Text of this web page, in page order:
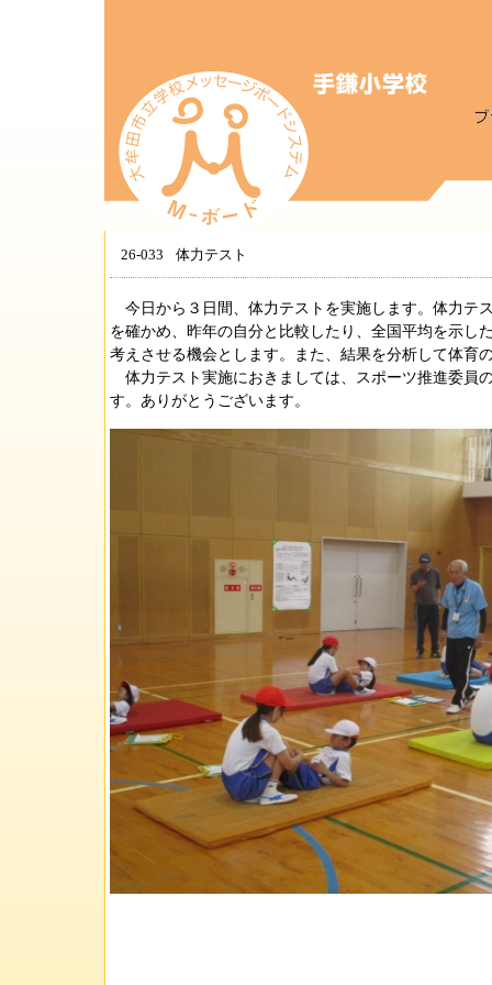
26-033 体力テスト
今日から３日間、体力テストを実施します。体力テ
を確かめ、昨年の自分と比較したり、全国平均を示し
考えさせる機会とします。また、結果を分析して体育
体力テスト実施におきましては、スポーツ推進委員
す。ありがとうございます。